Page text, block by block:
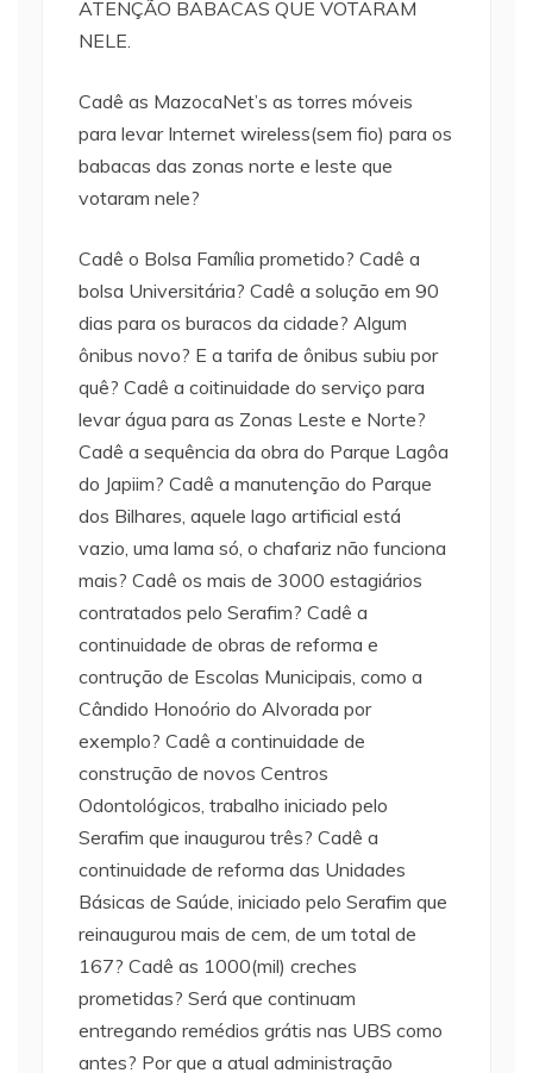
ATENÇÃO BABACAS QUE VOTARAM
NELE.
Cadê as MazocaNet’s as torres móveis
para levar Internet wireless(sem fio) para os
babacas das zonas norte e leste que
votaram nele?
Cadê o Bolsa Família prometido? Cadê a
bolsa Universitária? Cadê a solução em 90
dias para os buracos da cidade? Algum
ônibus novo? E a tarifa de ônibus subiu por
quê? Cadê a coitinuidade do serviço para
levar água para as Zonas Leste e Norte?
Cadê a sequência da obra do Parque Lagôa
do Japiim? Cadê a manutenção do Parque
dos Bilhares, aquele lago artificial está
vazio, uma lama só, o chafariz não funciona
mais? Cadê os mais de 3000 estagiários
contratados pelo Serafim? Cadê a
continuidade de obras de reforma e
contrução de Escolas Municipais, como a
Cândido Honoório do Alvorada por
exemplo? Cadê a continuidade de
construção de novos Centros
Odontológicos, trabalho iniciado pelo
Serafim que inaugurou três? Cadê a
continuidade de reforma das Unidades
Básicas de Saúde, iniciado pelo Serafim que
reinaugurou mais de cem, de um total de
167? Cadê as 1000(mil) creches
prometidas? Será que continuam
entregando remédios grátis nas UBS como
antes? Por que a atual administração